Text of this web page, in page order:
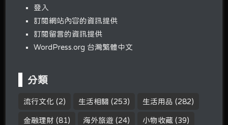
登入
訂閱網站內容的資訊提供
訂閱留言的資訊提供
WordPress.org 台灣繁體中文
分類
流行文化 (2) 生活相關 (253) 生活用品 (282)
金融理財 (81) 海外旅遊 (24) 小物收藏 (39)